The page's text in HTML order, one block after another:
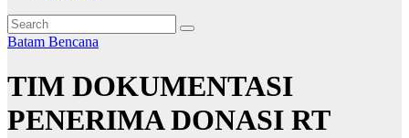
Batam Bencana
TIM DOKUMENTASI
PENERIMA DONASI RT